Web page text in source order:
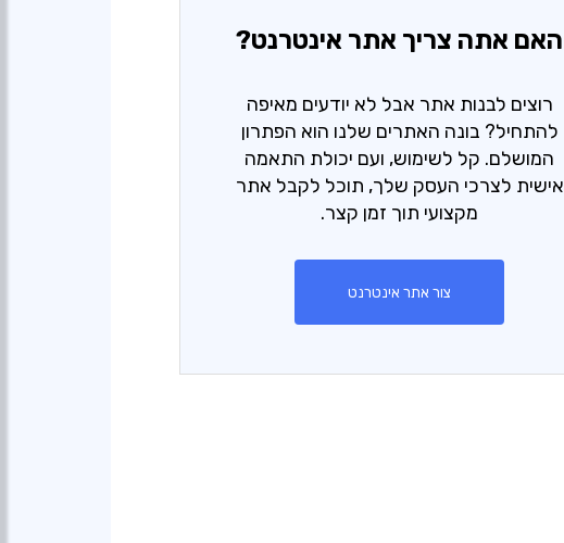
האם אתה צריך אתר אינטרנט?
רוצים לבנות אתר אבל לא יודעים מאיפה
להתחיל? בונה האתרים שלנו הוא הפתרון
המושלם. קל לשימוש, ועם יכולת התאמה
אישית לצרכי העסק שלך, תוכל לקבל אתר
מקצועי תוך זמן קצר.
צור אתר אינטרנט